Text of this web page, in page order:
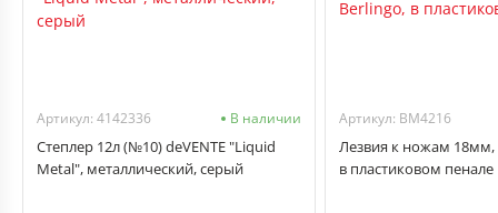
Артикул: 4142336 В наличии
Степлер 12л (№10) deVENTE "Liquid
Metal", металлический, серый
Артикул: BM4216
Лезвия к ножам 18мм,
в пластиковом пенале